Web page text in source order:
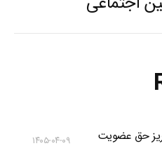
post:
حق عضویت
۱۴۰۵-۰۴-۰۹